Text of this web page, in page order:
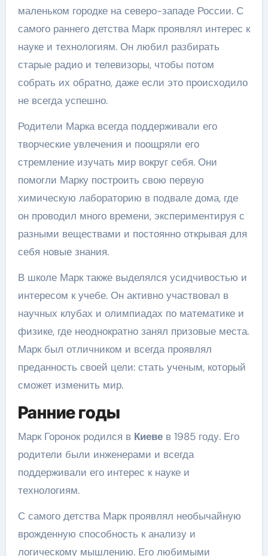
маленьком городке на северо-западе России. С
самого раннего детства Марк проявлял интерес к
науке и технологиям. Он любил разбирать
старые радио и телевизоры, чтобы потом
собрать их обратно, даже если это происходило
не всегда успешно.
Родители Марка всегда поддерживали его
творческие увлечения и поощряли его
стремление изучать мир вокруг себя. Они
помогли Марку построить свою первую
химическую лабораторию в подвале дома, где
он проводил много времени, экспериментируя с
разными веществами и постоянно открывая для
себя новые знания.
В школе Марк также выделялся усидчивостью и
интересом к учебе. Он активно участвовал в
научных клубах и олимпиадах по математике и
физике, где неоднократно занял призовые места.
Марк был отличником и всегда проявлял
преданность своей цели: стать ученым, который
сможет изменить мир.
Ранние годы
Марк Горонок родился в Киевев 1985 году. Его
родители были инженерами и всегда
поддерживали его интерес к науке и
технологиям.
С самого детства Марк проявлял необычайную
врожденную способность к анализу и
логическому мышлению. Его любимыми